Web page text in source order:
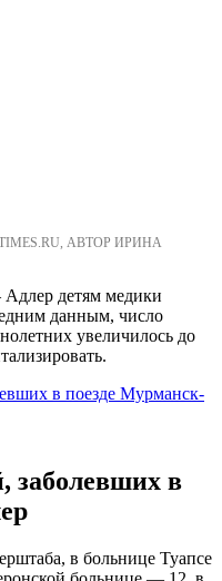
АВТОР ИРИНА
детям медики
данным, число
увеличилось до
в поезде Мурманск-
заболевших в
в больнице Туапсе